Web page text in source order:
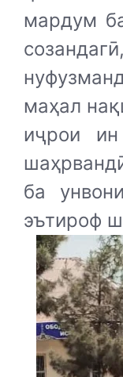
мардум
маҳал
иҷрои
ба
эътироф